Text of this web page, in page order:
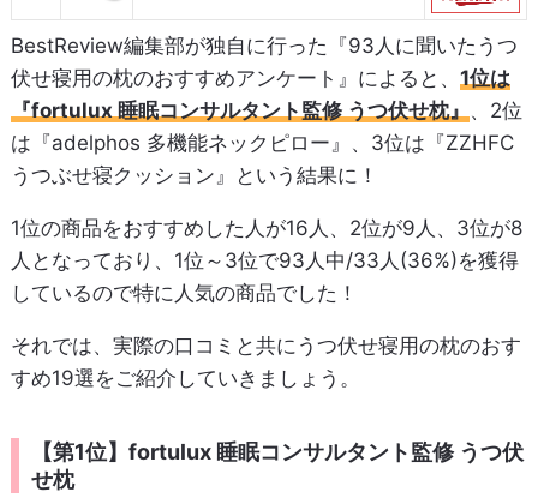
BestReview編集部が独自に行った『93人に聞いたうつ
伏せ寝用の枕のおすすめアンケート』によると、 1位は
『fortulux 睡眠コンサルタント監修 うつ伏せ枕』、2位
は『adelphos 多機能ネックピロー』、3位は『ZZHFC
うつぶせ寝クッション』という結果に！
1位の商品をおすすめした人が16人、2位が9人、3位が8
人となっており、1位～3位で93人中/33人(36%)を獲得
しているので特に人気の商品でした！
それでは、実際の口コミと共にうつ伏せ寝用の枕のおす
すめ19選をご紹介していきましょう。
【第1位】fortulux 睡眠コンサルタント監修 うつ伏
せ枕